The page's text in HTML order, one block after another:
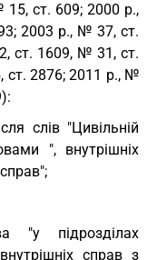
ст. 609; 2000 р.,
2003 р., № 37, ст.
ст. 1609, № 31, ст.
ст. 2876; 2011 р., №
слів "Цивільній
", внутрішніх
"у підрозділах
справ з